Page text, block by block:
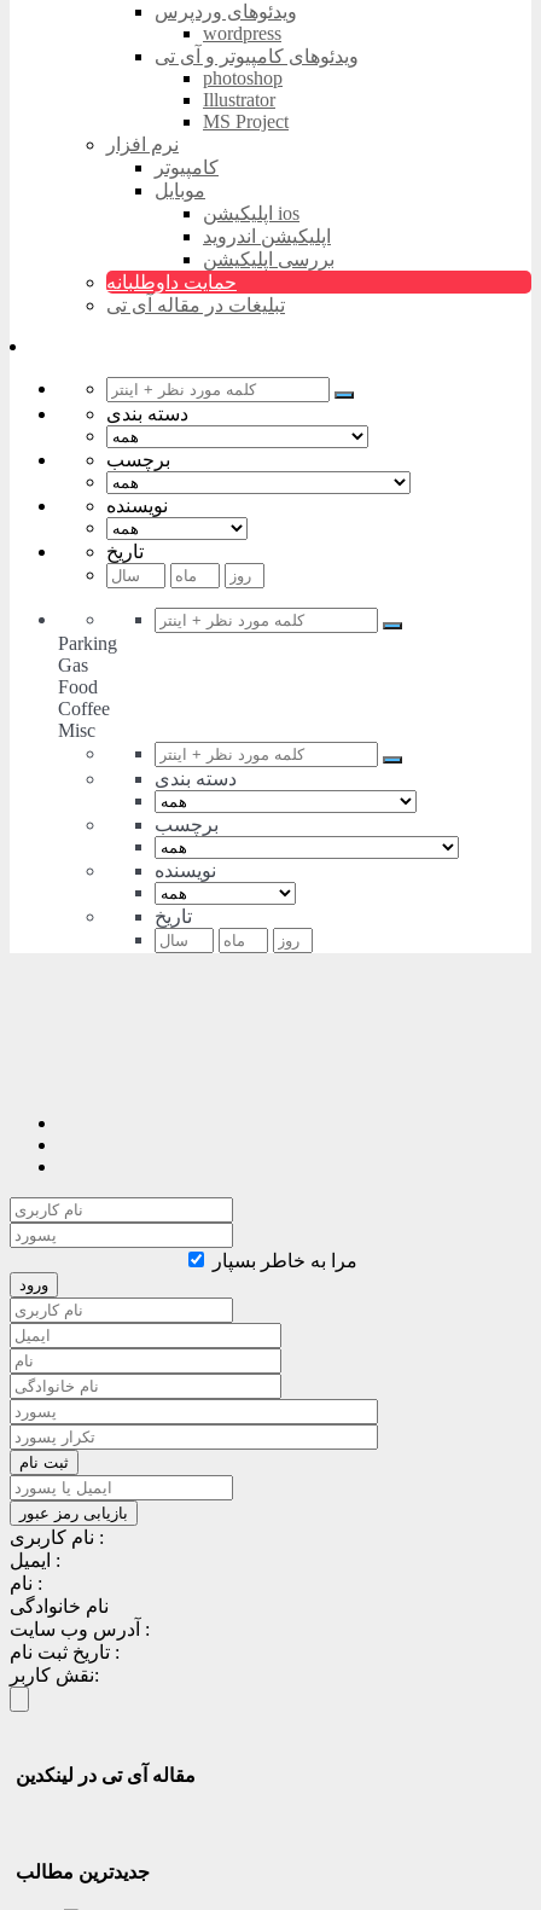
ویدئوهای وردپرس
wordpress
ویدئوهای کامپیوتر و آی تی
photoshop
Illustrator
MS Project
نرم افزار
کامپیوتر
موبایل
اپلیکیشن ios
اپلیکیشن اندروید
بررسی اپلیکیشن
حمایت داوطلبانه
تبلیغات در مقاله آی تی
دسته بندی
برچسب
نویسنده
تاریخ
Parking
Gas
Food
Coffee
Misc
دسته بندی
برچسب
نویسنده
تاریخ
مرا به خاطر بسپار
نام کاربری :
ایمیل :
نام :
نام خانوادگی
آدرس وب سایت :
تاریخ ثبت نام :
نقش کاربر:
مقاله آی تی در لینکدین
جدیدترین مطالب